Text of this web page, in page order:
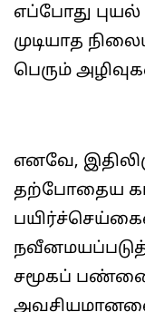
எப்போது
முடியாத
பெரும்
எனவே,
தற்போதைய
சமூகப்